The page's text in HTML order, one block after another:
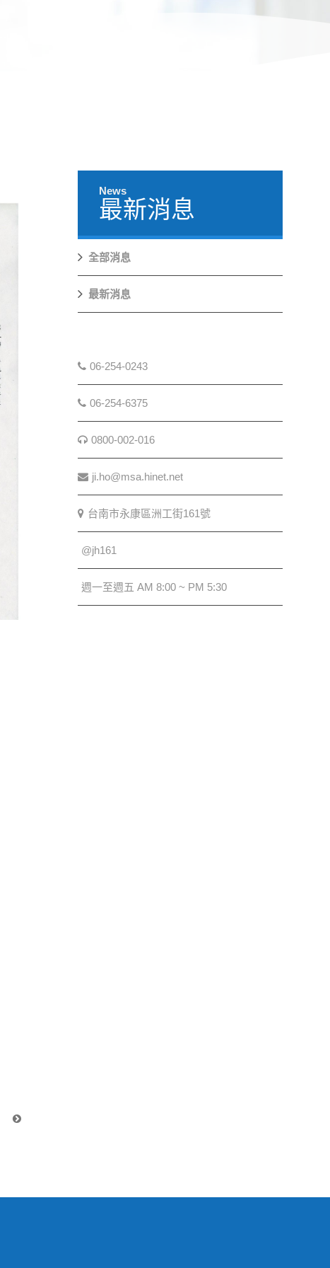
News
最新消息
全部消息
最新消息
06-254-0243
06-254-6375
0800-002-016
ji.ho@msa.hinet.net
台南市永康區洲工街161號
@jh161
週一至週五 AM 8:00 ~ PM 5:30